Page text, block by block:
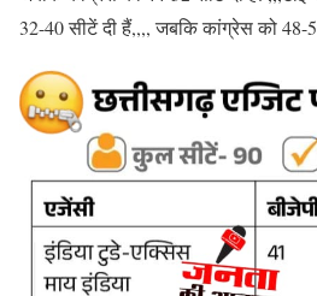
32-40 सीटें दी हैं,,,, जबकि कांग्रेस को 48-